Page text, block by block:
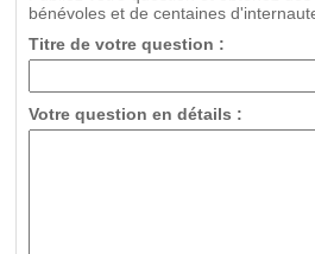
bénévoles et de centaines
Titre de votre question :
Votre question en détails :